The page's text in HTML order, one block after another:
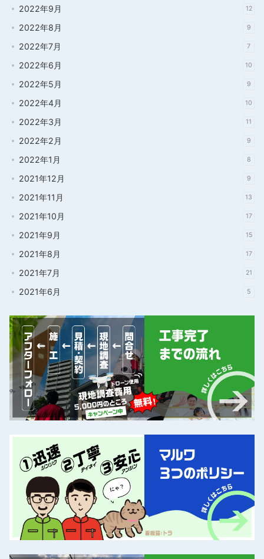
2022年9月 12
2022年8月 9
2022年7月 7
2022年6月 10
2022年5月 9
2022年4月 10
2022年3月 11
2022年2月 9
2022年1月 8
2021年12月 9
2021年11月 13
2021年10月 17
2021年9月 15
2021年8月 17
2021年7月 21
2021年6月 5